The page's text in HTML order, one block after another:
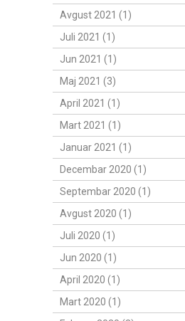
Avgust 2021 (1)
Juli 2021 (1)
Jun 2021 (1)
Maj 2021 (3)
April 2021 (1)
Mart 2021 (1)
Januar 2021 (1)
Decembar 2020 (1)
Septembar 2020 (1)
Avgust 2020 (1)
Juli 2020 (1)
Jun 2020 (1)
April 2020 (1)
Mart 2020 (1)